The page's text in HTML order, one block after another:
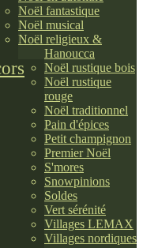
Noël fantastique
Noël musical
Noël religieux &
Hanoucca
Noël rustique bois
Noël rustique
rouge
Noël traditionnel
Pain d'épices
Petit champignon
Premier Noël
S'mores
Snowpinions
Soldes
Vert sérénité
Villages LEMAX
Villages nordiques